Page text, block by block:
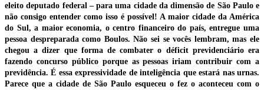
eleito deputado federal – para uma cidade da dimensão de São Paulo e
não consigo entender como isso é possível! A maior cidade da América
do Sul, a maior economia, o centro financeiro do país, entregue uma
pessoa despreparada como Boulos. Não sei se vocês lembram, mas ele
chegou a dizer que forma de combater o déficit previdenciário era
fazendo concurso público porque as pessoas iriam contribuir com a
previdência. É essa expressividade de inteligência que estará nas urnas.
Parece que a cidade de São Paulo esqueceu o fez o aconteceu com o